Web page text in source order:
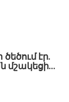
էր.
մշակեցի…